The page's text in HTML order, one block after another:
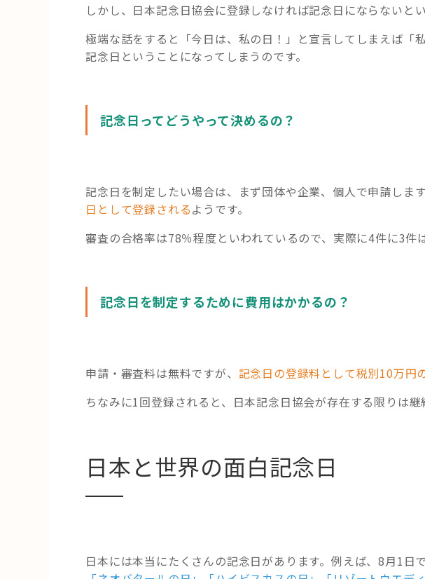
しかし、日本記念日協会に登録しなければ記念日にならないと
極端な話をすると「今日は、私の日！」と宣言してしまえば「
記念日ということになってしまうのです。
記念日ってどうやって決めるの？
記念日を制定したい場合は、まず団体や企業、個人で申請します
日として登録されるようです。
審査の合格率は78％程度といわれているので、実際に4件に3件
記念日を制定するために費用はかかるの？
申請・審査料は無料ですが、 記念日の登録料として税別10万円
ちなみに1回登録されると、日本記念日協会が存在する限りは継
日本と世界の面白記念日
日本には本当にたくさんの記念日があります。例えば、8月1日